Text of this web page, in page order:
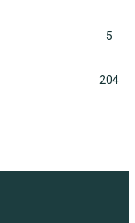
5
204